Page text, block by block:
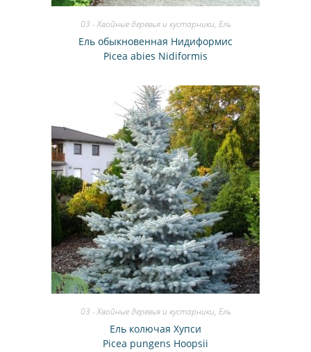
03 - Хвойные деревья и кустарники, Ель
Ель обыкновенная Нидиформис
Picea abies Nidiformis
03 - Хвойные деревья и кустарники, Ель
Ель колючая Хупси
Picea pungens Hoopsii